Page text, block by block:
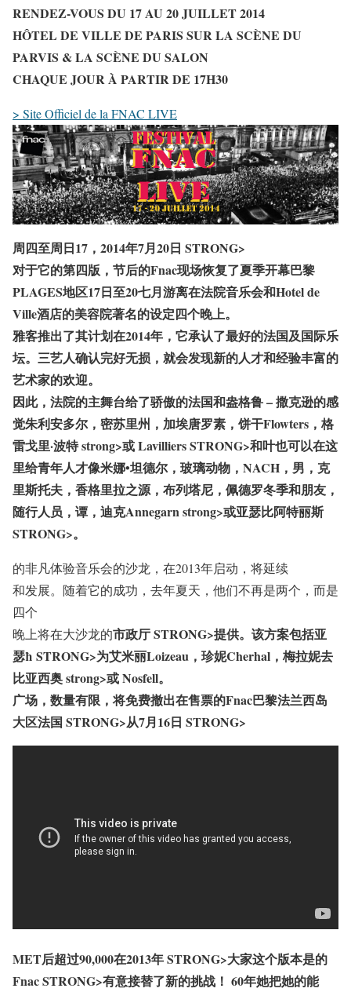
RENDEZ-VOUS DU 17 AU 20 JUILLET 2014
HÔTEL DE VILLE DE PARIS SUR LA SCÈNE DU
PARVIS & LA SCÈNE DU SALON
CHAQUE JOUR À PARTIR DE 17H30
> Site Officiel de la FNAC LIVE
周四至周日17，2014年7月20日 STRONG>
对于它的第四版，节后的Fnac现场恢复了夏季开幕巴黎
PLAGES地区17日至20七月游离在法院音乐会和Hotel de
Ville酒店的美容院著名的设定四个晚上。
雅客推出了其计划在2014年，它承认了最好的法国及国际乐
坛。三艺人确认完好无损，就会发现新的人才和经验丰富的
艺术家的欢迎。
因此，法院的主舞台给了骄傲的法国和盎格鲁 – 撒克逊的感
觉朱利安多尔，密苏里州，加埃唐罗素，饼干Flowters，格
雷戈里·波特 strong>或Lavilliers STRONG>和叶也可以在这
里给青年人才像米娜•坦德尔 ，玻璃动物，NACH，男，克
里斯托夫，香格里拉之源，布列塔尼，佩德罗冬季和朋友，
随行人员，谭，迪克Annegarn strong>或亚瑟比阿特丽斯
STRONG>。
的非凡体验音乐会的沙龙，在2013年启动，将延续
和发展。随着它的成功，去年夏天，他们不再是两个，而是
四个
晚上将在大沙龙的市政厅 STRONG>提供。该方案包括亚
瑟ħ STRONG>为艾米丽Loizeau，珍妮Cherhal，梅拉妮去
比亚西奥 strong>或Nosfell。
广场，数量有限，将免费撤出在售票的Fnac巴黎法兰西岛
大区法国 STRONG>从7月16日 STRONG>
MET后超过90,000在2013年 STRONG>大家这个版本是的
Fnac STRONG>有意接替了新的挑战！ 60年她把她的能